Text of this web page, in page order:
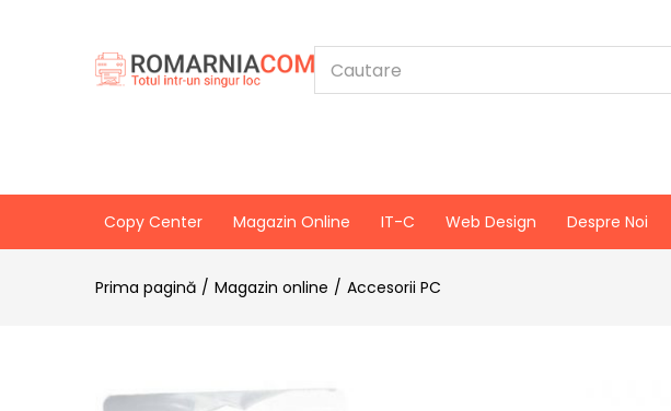
Copy Center Magazin Online IT-C Web Design Despre Noi
Prima pagină Magazin online Accesorii PC